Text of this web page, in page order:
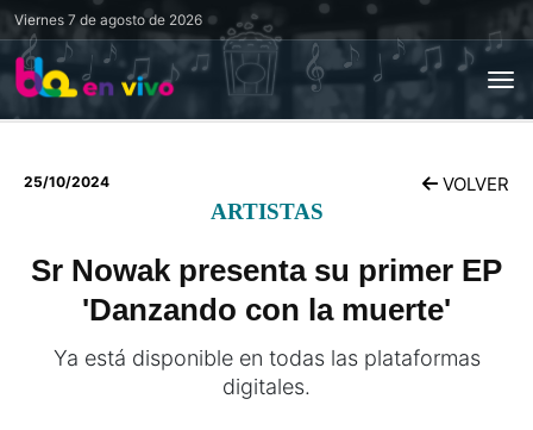
Viernes 7 de agosto de 2026
25/10/2024 VOLVER
ARTISTAS
Sr Nowak presenta su primer EP
'Danzando con la muerte'
Ya está disponible en todas las plataformas
digitales.